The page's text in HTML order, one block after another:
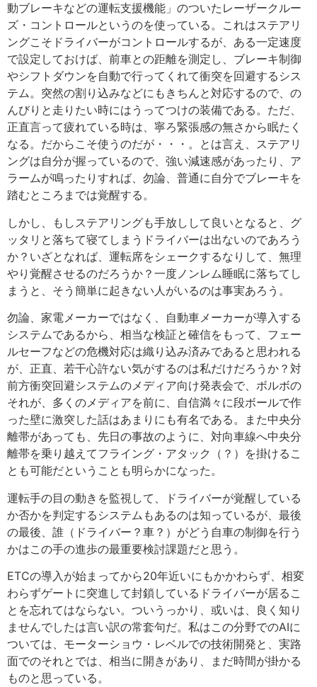
動ブレーキなどの運転支援機能」のついたレーザークルー
ズ・コントロールというのを使っている。これはステアリ
ングこそドライバーがコントロールするが、ある一定速度
で設定しておけば、前車との距離を測定し、ブレーキ制御
やシフトダウンを自動で行ってくれて衝突を回避するシス
テム。突然の割り込みなどにもきちんと対応するので、の
んびりと走りたい時にはうってつけの装備である。ただ、
正直言って疲れている時は、寧ろ緊張感の無さから眠たく
なる。だからこそ使うのだが・・・。とは言え、ステアリ
ングは自分が握っているので、強い減速感があったり、ア
ラームが鳴ったりすれば、勿論、普通に自分でブレーキを
踏むところまでは覚醒する。
しかし、もしステアリングも手放しして良いとなると、グ
ッタリと落ちて寝てしまうドライバーは出ないのであろう
か？いざとなれば、運転席をシェークするなりして、無理
やり覚醒させるのだろうか？一度ノンレム睡眠に落ちてし
まうと、そう簡単に起きない人がいるのは事実あろう。
勿論、家電メーカーではなく、自動車メーカーが導入する
システムであるから、相当な検証と確信をもって、フェー
ルセーフなどの危機対応は織り込み済みであると思われる
が、正直、若干心許ない気がするのは私だけだろうか？対
前方衝突回避システムのメディア向け発表会で、ボルボの
それが、多くのメディアを前に、自信満々に段ボールで作
った壁に激突した話はあまりにも有名である。また中央分
離帯があっても、先日の事故のように、対向車線へ中央分
離帯を乗り越えてフライング・アタック（？）を掛けるこ
とも可能だということも明らかになった。
運転手の目の動きを監視して、ドライバーが覚醒している
か否かを判定するシステムもあるのは知っているが、最後
の最後、誰（ドライバー？車？）がどう自車の制御を行う
かはこの手の進歩の最重要検討課題だと思う。
ETCの導入が始まってから20年近いにもかかわらず、相変
わらずゲートに突進して封鎖しているドライバーが居るこ
とを忘れてはならない。ついうっかり、或いは、良く知り
ませんでしたは言い訳の常套句だ。私はこの分野でのAIに
ついては、モーターショウ・レベルでの技術開発と、実路
面でのそれとでは、相当に開きがあり、まだ時間が掛かる
ものと思っている。